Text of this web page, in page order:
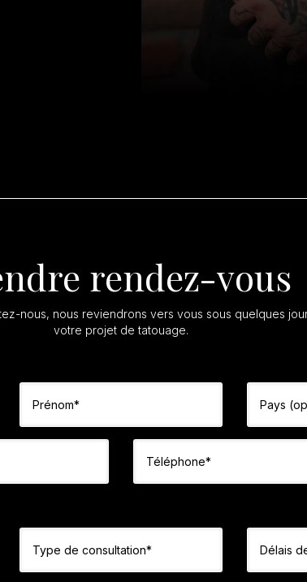
rendez-vous
nous, nous reviendrons vers vous sous quelques
votre projet de tatouage.